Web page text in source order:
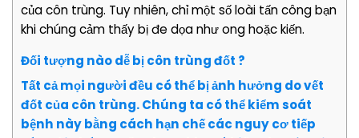
của côn trùng. Tuy nhiên, chỉ một số loài tấn công bạn
khi chúng cảm thấy bị đe dọa như ong hoặc kiến.
Đối tượng nào dễ bị côn trùng đốt ?
Tất cả mọi người đều có thể bị ảnh hưởng do vết
đốt của côn trùng. Chúng ta có thể kiểm soát
bệnh này bằng cách hạn chế các nguy cơ tiếp